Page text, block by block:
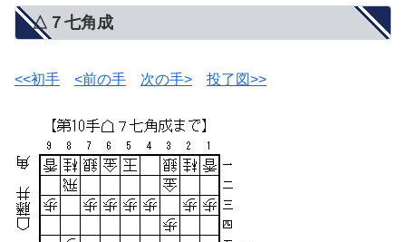
△７七角成
<<初手 <前の手 次の手> 投了図>>